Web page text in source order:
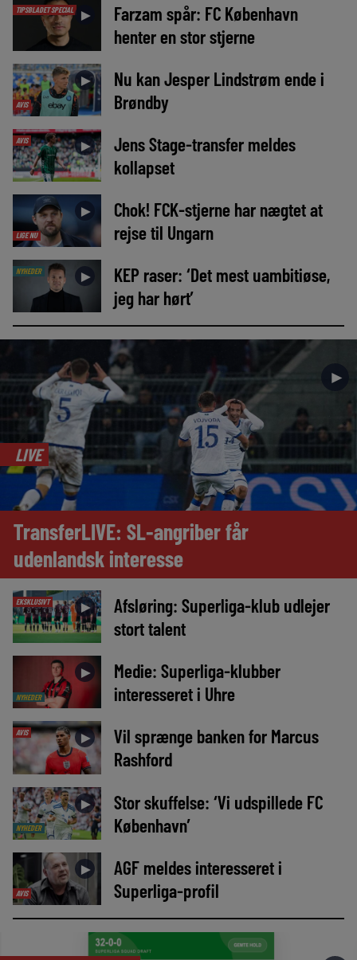
TIPSBLADET SPECIAL ►
Farzam spår: FC København
henter en stor stjerne
AVIS
►
Nu kan Jesper Lindstrøm ende i
Brøndby
AVIS ►
Jens Stage-transfer meldes
kollapset
LIGE NU
►
Chok! FCK-stjerne har nægtet at
rejse til Ungarn
NYHEDER ►
KEP raser: ‘Det mest uambitiøse,
jeg har hørt’
►
LIVE
TransferLIVE: SL-angriber får
udenlandsk interesse
EKSKLUSIVT ►
Afsløring: Superliga-klub udlejer
stort talent
NYHEDER
►
Medie: Superliga-klubber
interesseret i Uhre
AVIS ►
Vil sprænge banken for Marcus
Rashford
NYHEDER
►
Stor skuffelse: ‘Vi udspillede FC
København’
AVIS
►
AGF meldes interesseret i
Superliga-profil